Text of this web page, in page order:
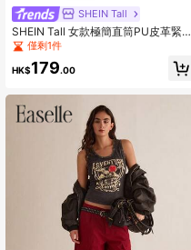
SHEIN Tall
SHEIN Tall 女款極簡直筒PU皮革緊身
褲，休閒日常穿著，感恩節，優雅通
勤皮革長褲，高彈力休閒風，黑色長
褲，適合高個女性
僅剩1件
HK$179.00